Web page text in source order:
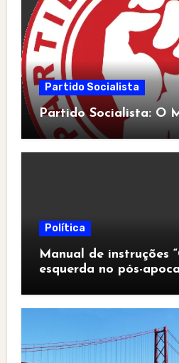
Partido Socialista
Partido Socialista: O
Política
Manual de instruções
esquerda no pós-